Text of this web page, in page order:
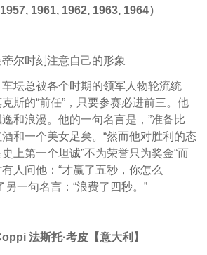
1961, 1962, 1963, 1964）
尔时刻注意自己的形象
坛总被各个时期的领军人物轮流统
斯的“前任”，只要参赛必进前三。他
和浪漫。他的一句名言是，”准备比
和一个美女足矣。“然而他对胜利的态
上第一个坦诚”不为荣誉只为奖金“而
人问他：“才赢了五秒，你怎么
另一句名言：“浪费了四秒。”
法斯托·考皮【意大利】